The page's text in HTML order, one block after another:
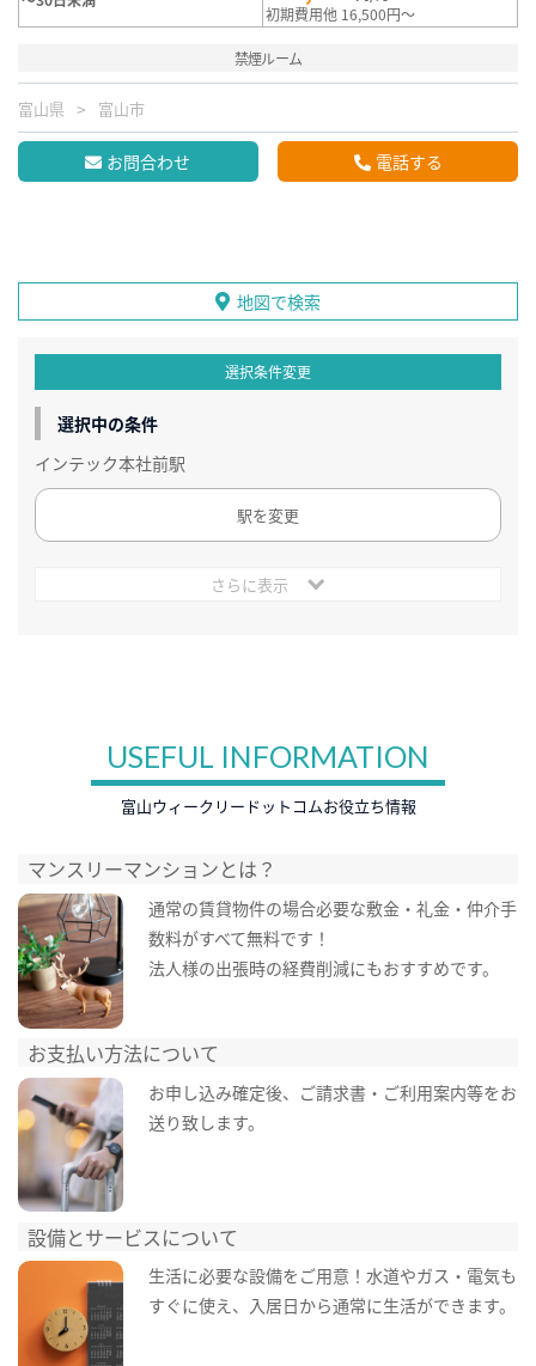
初期費用他 16,500円～
禁煙ルーム
富山県 富山市
お問合わせ 電話する
地図で検索
選択条件変更
選択中の条件
インテック本社前駅
駅を変更
さらに表示
USEFUL INFORMATION
富山ウィークリードットコムお役立ち情報
マンスリーマンションとは？
通常の賃貸物件の場合必要な敷金・礼金・仲介手
数料がすべて無料です！
法人様の出張時の経費削減にもおすすめです。
お支払い方法について
お申し込み確定後、ご請求書・ご利用案内等をお
送り致します。
設備とサービスについて
生活に必要な設備をご用意！水道やガス・電気も
すぐに使え、入居日から通常に生活ができます。